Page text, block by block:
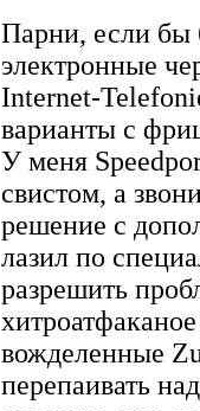
Парни, если бы
электронные
Internet-
варианты с
У меня
свистом, а
решение с
лазил по
разрешить
вожделенные
перепаивать